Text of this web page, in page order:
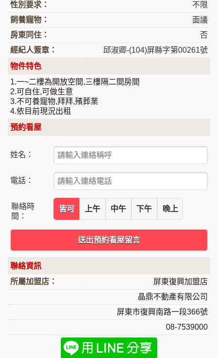
性別要求：
不限
飼養寵物：
面議
房東同住：
否
經紀人簽章：
邱淑卿-(104)屏縣字第00261號
物件特色
1.一~二樓為開放空間,三樓隔二間房間
2.可自住,可做生意
3.不可養寵物,拜拜,殯葬業
4.依目前現況出租
預約看屋
姓名：
電話：
聯絡時
間：
皆可 上午 中午 下午 晚上
送出預約看屋留言
聯絡資訊
所屬加盟店：
屏東復興加盟店
晶鼎不動產有限公司
屏東市復興南路一段366號
08-7539000